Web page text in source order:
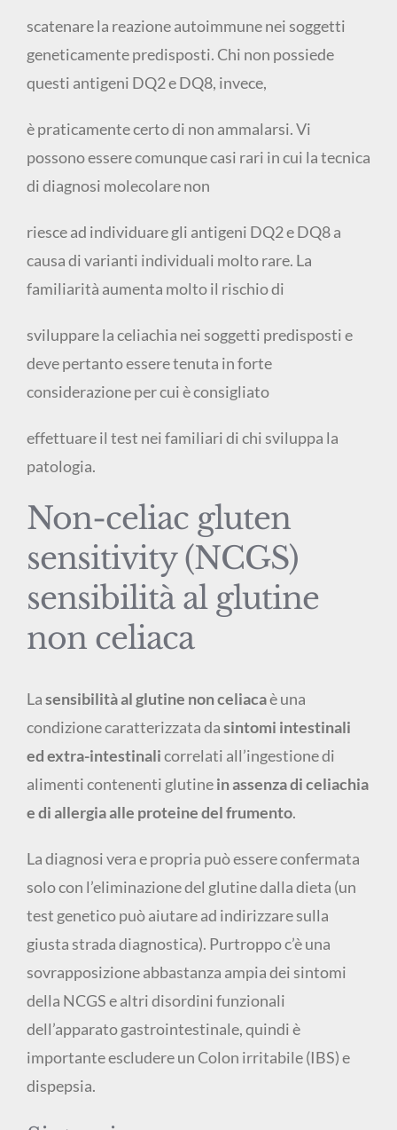
scatenare la reazione autoimmune nei soggetti
geneticamente predisposti. Chi non possiede
questi antigeni DQ2 e DQ8, invece,
è praticamente certo di non ammalarsi. Vi
possono essere comunque casi rari in cui la tecnica
di diagnosi molecolare non
riesce ad individuare gli antigeni DQ2 e DQ8 a
causa di varianti individuali molto rare. La
familiarità aumenta molto il rischio di
sviluppare la celiachia nei soggetti predisposti e
deve pertanto essere tenuta in forte
considerazione per cui è consigliato
effettuare il test nei familiari di chi sviluppa la
patologia.
Non-celiac gluten
sensitivity (NCGS)
sensibilità al glutine
non celiaca
Lasensibilità al glutine non celiacaè una
condizione caratterizzata dasintomi intestinali
ed extra-intestinalicorrelati all’ingestione di
alimenti contenenti glutinein assenza di celiachia
e di allergia alle proteine del frumento.
La diagnosi vera e propria può essere confermata
solo con l’eliminazione del glutine dalla dieta (un
test genetico può aiutare ad indirizzare sulla
giusta strada diagnostica). Purtroppo c’è una
sovrapposizione abbastanza ampia dei sintomi
della NCGS e altri disordini funzionali
dell’apparato gastrointestinale, quindi è
importante escludere un Colon irritabile (IBS) e
dispepsia.